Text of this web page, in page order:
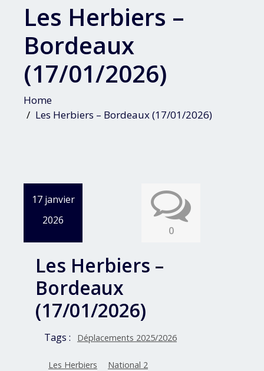
Les Herbiers –
Bordeaux
(17/01/2026)
Home
Les Herbiers – Bordeaux (17/01/2026)
17 janvier
2026
0
Les Herbiers –
Bordeaux
(17/01/2026)
Tags : Déplacements 2025/2026
Les Herbiers National 2